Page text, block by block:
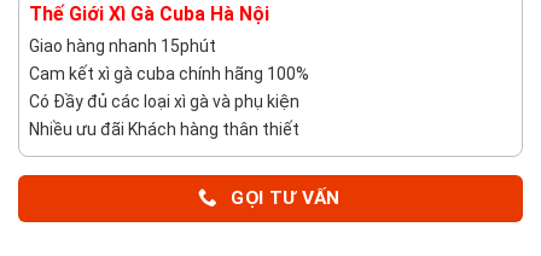
Thế Giới Xì Gà Cuba Hà Nội
Giao hàng nhanh 15phút
Cam kết xì gà cuba chính hãng 100%
Có Đầy đủ các loại xì gà và phụ kiện
Nhiều ưu đãi Khách hàng thân thiết
GỌI TƯ VẤN